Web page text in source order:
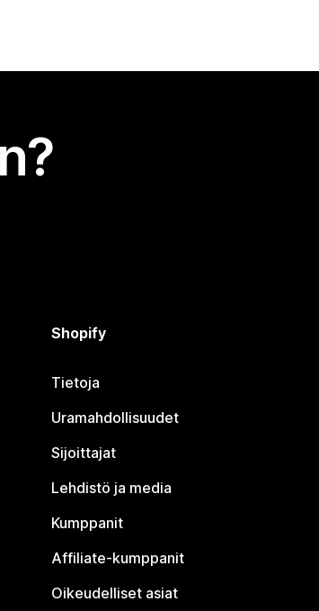
Shopify
Tietoja
Uramahdollisuudet
Sijoittajat
Lehdistö ja media
Kumppanit
Affiliate-kumppanit
Oikeudelliset asiat